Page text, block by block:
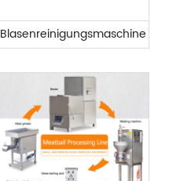
Blasenreinigungsmaschine